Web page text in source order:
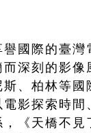
國際的臺灣
深刻的影像
斯、柏林等國
影探索時間
，《天橋不見